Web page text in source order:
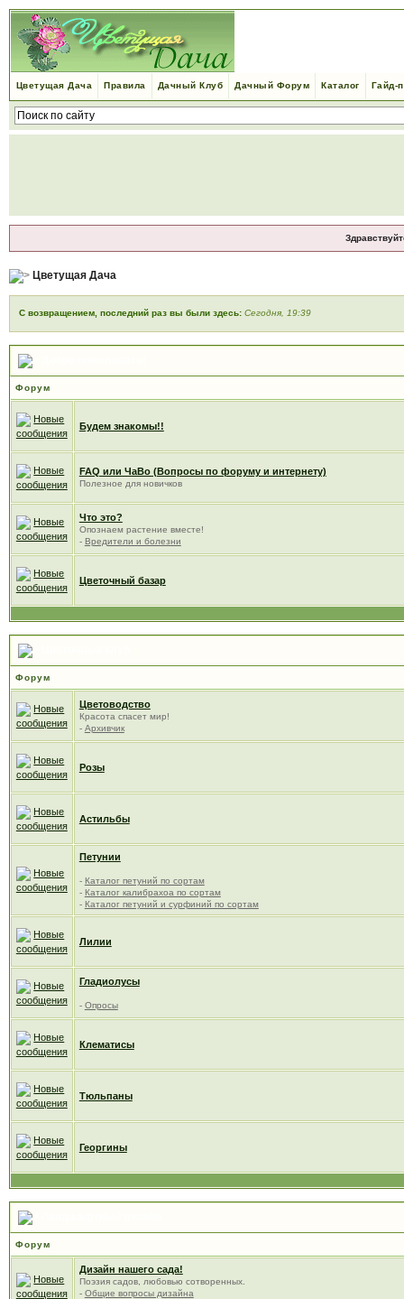
Цветущая Дача Правила Дачный Клуб Дачный Форум Каталог Гайд-
Цветущая Дача
С возвращением, последний раз вы были здесь: Сегодня, 19:39
Форум
Будем знакомы!!
FAQ или ЧаВо (Вопросы по форуму и интернету)
Полезное для новичков
Что это?
Опознаем растение вместе!
- Вредители и болезни
Цветочный базар
Форум
Цветоводство
Красота спасет мир!
- Архивчик
Розы
Астильбы
Петунии
- Каталог петуний по сортам
- Каталог калибрахоа по сортам
- Каталог петуний и сурфиний по сортам
Лилии
Гладиолусы
- Опросы
Клематисы
Тюльпаны
Георгины
Форум
Дизайн нашего сада!
Поэзия садов, любовью сотворенных.
- Общие вопросы дизайна